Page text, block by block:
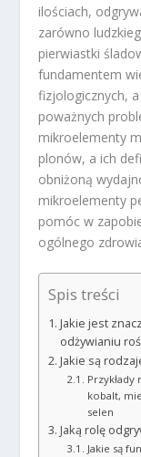
ilościach,
zarówno
pierwiastki
fundamentem
fizjologicznych,
poważnych
mikroelementy
plonów, a ich
obniżoną
mikroelementy
pomóc w
ogólnego
Spis treści
Jakie jest
odżywianiu
Jakie są
kobalt,
selen
Jaką rolę
Jakie są